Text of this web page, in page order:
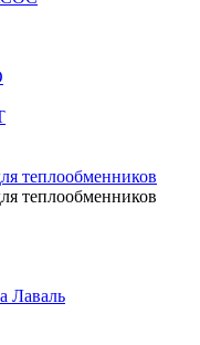
теплообменников
теплообменников
Лаваль